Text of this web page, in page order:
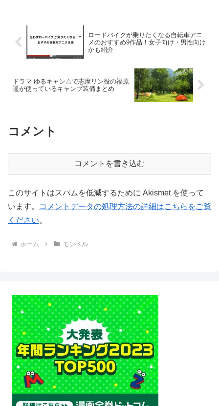
ロードバイクが乗りたくなる自転車アニ
メのおすすめ9作品！女子向け・男性向け
かも紹介
ドラマ ゆるキャン△で志摩リン役の福原
遥が使っているキャンプ装備まとめ
コメント
コメントを書き込む
このサイトはスパムを低減するために Akismet を使って
います。
コメントデータの処理方法の詳細はこちらをご覧
ください。
ホーム モンベル